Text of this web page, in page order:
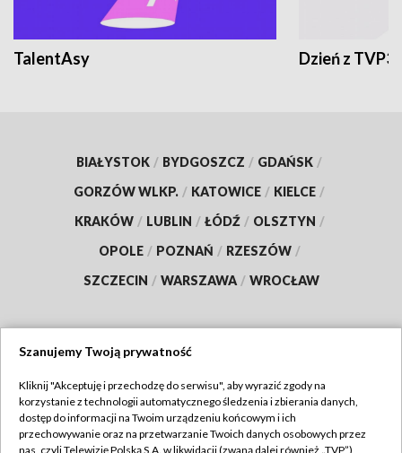
TalentAsy Dzień z TVP3
BIAŁYSTOK / BYDGOSZCZ / GDAŃSK /
GORZÓW WLKP. / KATOWICE / KIELCE /
KRAKÓW / LUBLIN / ŁÓDŹ / OLSZTYN /
OPOLE / POZNAŃ / RZESZÓW /
SZCZECIN / WARSZAWA / WROCŁAW
TVP
Abonament TVP
Regulamin TVP
Szanujemy Twoją prywatność
Kliknij "Akceptuję i przechodzę do serwisu", aby wyrazić zgody na
korzystanie z technologii automatycznego śledzenia i zbierania danych,
dostęp do informacji na Twoim urządzeniu końcowym i ich
przechowywanie oraz na przetwarzanie Twoich danych osobowych przez
nas, czyli Telewizję Polską S.A. w likwidacji (zwaną dalej również „TVP”),